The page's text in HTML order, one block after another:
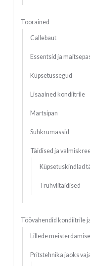
Toorained
Callebaut
Essentsid ja
Küpsetussegud
Lisaained kondiitrile
Martsipan
Suhkrumassid
Täidised ja
Küpsetuskindlad
Trühvlitäidised
Töövahendid kondiitrile
Lillede
Pritstehnika jaoks